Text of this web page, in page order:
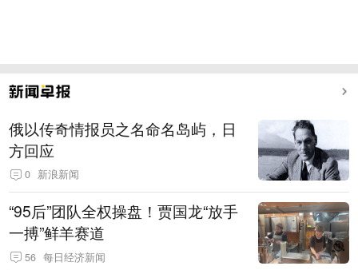
俄以传奇情报员之名命名岛屿，日
方回应
0 新浪新闻
“95后”团队全权操盘！贾国龙“放手
一搏”鲜羊赛道
56 每日经济新闻